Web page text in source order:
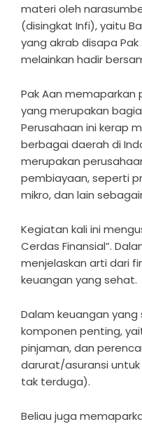
materi oleh
(disingkat Infi), yaitu
yang akrab disapa Pak
melainkan hadir
Pak Aan memaparkan
yang merupakan
Perusahaan ini kerap
berbagai daerah di
merupakan
pembiayaan, seperti
mikro, dan lain
Kegiatan kali ini
Cerdas Finansial”.
menjelaskan arti dari
keuangan yang sehat.
Dalam keuangan
komponen penting,
pinjaman, dan
darurat/asuransi
tak terduga).
Beliau juga